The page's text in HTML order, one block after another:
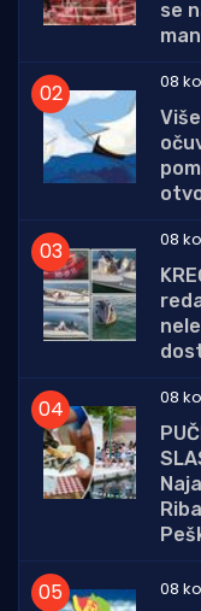
se
08
08
08
08